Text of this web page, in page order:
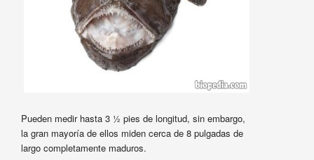
Pueden medir hasta 3 ½ pies de longitud, sin embargo,
la gran mayoría de ellos miden cerca de 8 pulgadas de
largo completamente maduros.